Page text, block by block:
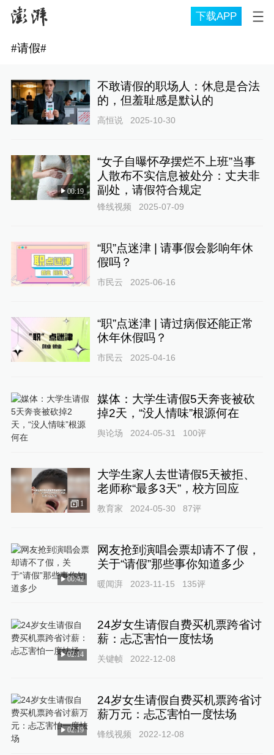
下载APP
#请假#
不敢请假的职场人：休息是合法
的，但羞耻感是默认的
高恒说 2025-10-30
00:19
“女子自曝怀孕摆烂不上班”当事
人散布不实信息被处分：丈夫非
副处，请假符合规定
锋线视频 2025-07-09
“职”点迷津 | 请事假会影响年休
假吗？
市民云 2025-06-16
“职”点迷津 | 请过病假还能正常
休年休假吗？
市民云 2025-04-16
媒体：大学生请假5天奔丧被砍
掉2天，“没人情味”根源何在
舆论场 2024-05-31 100评
1
大学生家人去世请假5天被拒、
老师称“最多3天”，校方回应
教育家 2024-05-30 87评
00:42
网友抢到演唱会票却请不了假，
关于“请假”那些事你知道多少
暖闻湃 2023-11-15 135评
02:14
24岁女生请假自费买机票跨省讨
薪：忐忑害怕一度怯场
关键帧 2022-12-08
02:19
24岁女生请假自费买机票跨省讨
薪万元：忐忑害怕一度怯场
锋线视频 2022-12-08